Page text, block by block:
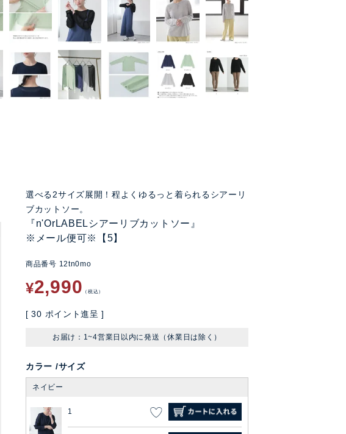
選べる2サイズ展開！程よくゆるっと着られるシアーリ
ブカットソー。
『n'OrLABELシアーリブカットソー』
※メール便可※【5】
商品番号 12tn0mo
¥2,990 税込
[ 30 ポイント進呈 ]
お届け：1~4営業日以内に発送（休業日は除く）
カラー サイズ
ネイビー
1